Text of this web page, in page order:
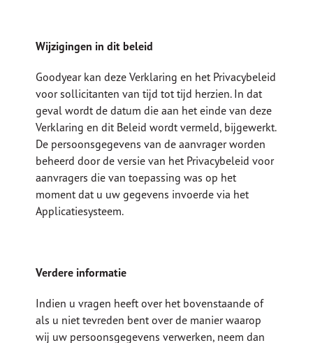
Wijzigingen in dit beleid
Goodyear kan deze Verklaring en het Privacybeleid
voor sollicitanten van tijd tot tijd herzien. In dat
geval wordt de datum die aan het einde van deze
Verklaring en dit Beleid wordt vermeld, bijgewerkt.
De persoonsgegevens van de aanvrager worden
beheerd door de versie van het Privacybeleid voor
aanvragers die van toepassing was op het
moment dat u uw gegevens invoerde via het
Applicatiesysteem.
Verdere informatie
Indien u vragen heeft over het bovenstaande of
als u niet tevreden bent over de manier waarop
wij uw persoonsgegevens verwerken, neem dan